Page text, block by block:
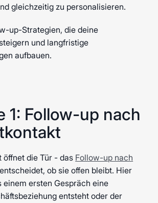
gleichzeitig zu personalisieren.
up-Strategien, die deine
und langfristige
aufbauen.
1: Follow-up nach
öffnet die Tür - das Follow-up nach
entscheidet, ob sie offen bleibt. Hier
einem ersten Gespräch eine
entsteht oder der